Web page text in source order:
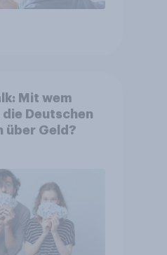
Mit wem
Deutschen
über Geld?